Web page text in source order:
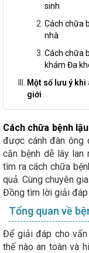
sinh
Cách chữa
nhà
Cách chữa
khám Đa
Một số lưu ý
giới
Cách chữa bệnh
được cánh đàn ông
căn bệnh dễ lây lan
tìm ra cách chữa
quả. Cùng chuyên
Đồng tìm lời giải
Tổng quan về
Để giải đáp cho
thế nào an toàn và